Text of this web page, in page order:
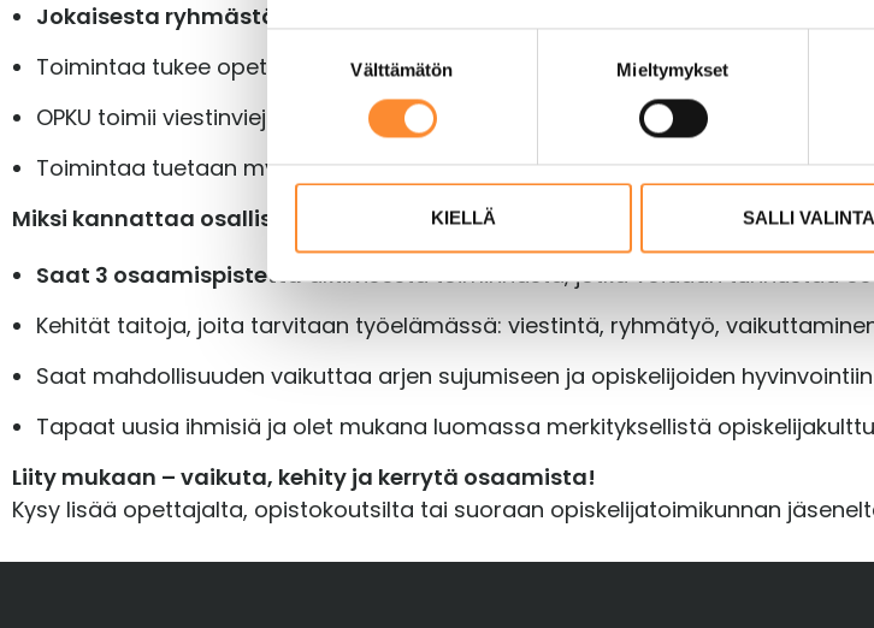
m
k
e
v
a
l
n
a
Välttämätön Mieltymykset
KIELLÄ SALLI VALINTA
Jokaisesta ryhmästä valitaan edustaja
Toimintaa tukee opettaja tai ohjaaja, jonka tehtävänä on auttaa
OPKU toimii viestinviejänä opiskelijoiden ja henkilökunnan välillä, lisäten
Toimintaa tuetaan myösSAKU ry:n koulutuksin ja tapahtumin(esim.
Miksi kannattaa osallistua?
Saat 3 osaamispistettäaktiivisesta toiminnasta, jotka voidaan tunnustaa
Kehität taitoja, joita tarvitaan työelämässä: viestintä, ryhmätyö,
Saat mahdollisuuden vaikuttaa arjen sujumiseen ja opiskelijoiden hyvinvointiin
Tapaat uusia ihmisiä ja olet mukana luomassa merkityksellistä
Liity mukaan – vaikuta, kehity ja kerrytä osaamista!
Kysy lisää opettajalta, opistokoutsilta tai suoraan opiskelijatoimikunnan